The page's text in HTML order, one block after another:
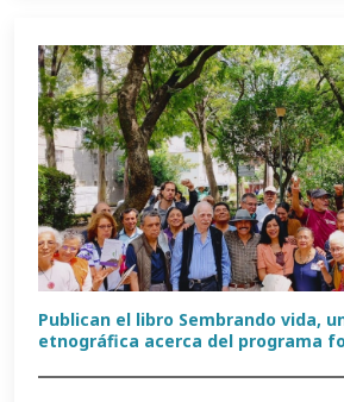
Publican el libro Sembrando vida,
etnográfica acerca del programa